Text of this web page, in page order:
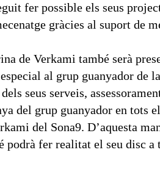
fer possible els seus
gràcies al suport de
de Verkami també serà
al grup guanyador de
seus serveis,
del grup guanyador en tots
del Sona9. D’aquesta
fer realitat el seu disc a